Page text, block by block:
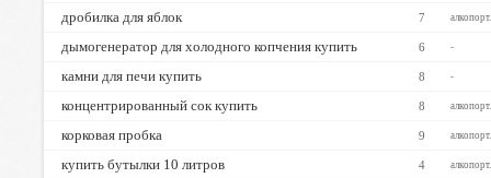
дробилка для яблок 7
дымогенератор для холодного копчения купить 6 -
камни для печи купить 8 -
концентрированный сок купить 8
корковая пробка 9
купить бутылки 10 литров 4